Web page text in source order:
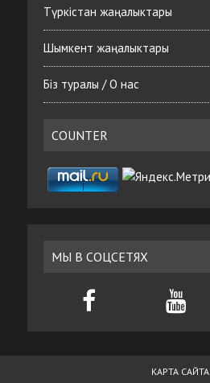
Түркістан жаңалыктары
Шымкент жаңалыктары
Біз туралы / О нас
COUNTER
МЫ В СОЦСЕТЯХ
КАРТА САЙТА